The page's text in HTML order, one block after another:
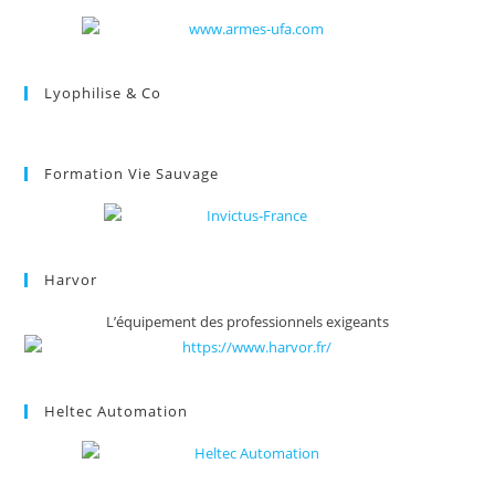
Lyophilise & Co
Formation Vie Sauvage
Harvor
L’équipement des professionnels exigeants
Heltec Automation